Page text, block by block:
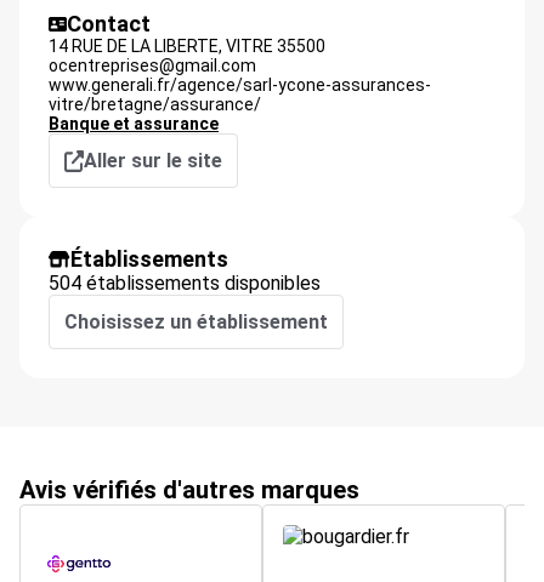
Contact
14 RUE DE LA LIBERTE, VITRE 35500
ocentreprises@gmail.com
www.generali.fr/agence/sarl-ycone-assurances-
vitre/bretagne/assurance/
Banque et assurance
Aller sur le site
Établissements
504 établissements disponibles
Choisissez un établissement
Avis vérifiés d'autres marques